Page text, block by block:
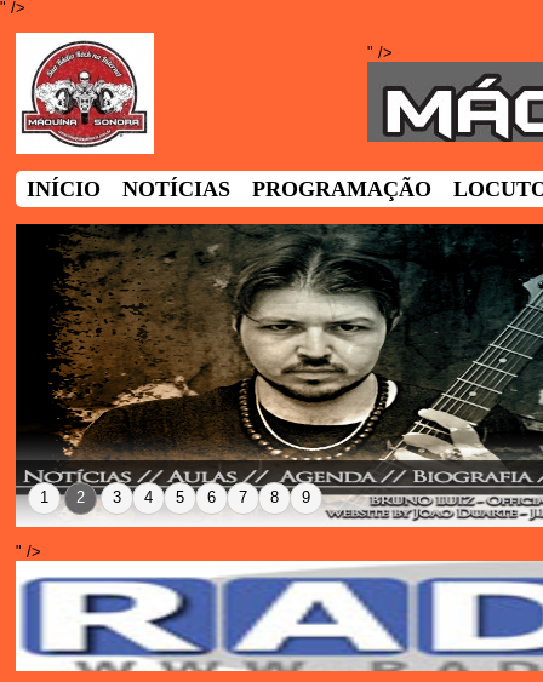
" />
INÍCIO NOTÍCIAS PROGRAMAÇÃO
1 2 3 4 5 6 7 8 9